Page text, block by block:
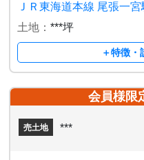
ＪＲ東海道本線 尾張一宮
土地：***坪
＋特徴・
会員様限
売土地 ***